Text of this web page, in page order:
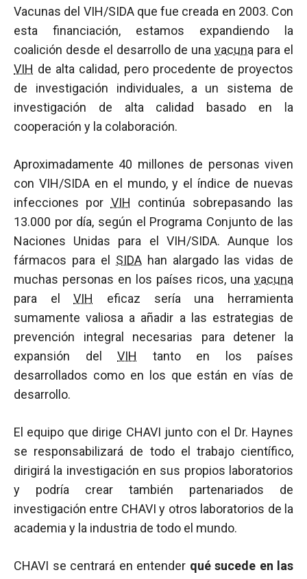
Vacunas del VIH/SIDA que fue creada en 2003. Con
esta financiación, estamos expandiendo la
coalición desde el desarrollo de una vacuna para el
VIH de alta calidad, pero procedente de proyectos
de investigación individuales, a un sistema de
investigación de alta calidad basado en la
cooperación y la colaboración.
Aproximadamente 40 millones de personas viven
con VIH/SIDA en el mundo, y el índice de nuevas
infecciones por VIH continúa sobrepasando las
13.000 por día, según el Programa Conjunto de las
Naciones Unidas para el VIH/SIDA. Aunque los
fármacos para el SIDA han alargado las vidas de
muchas personas en los países ricos, una vacuna
para elVIH
eficaz sería una herramienta
sumamente valiosa a añadir a las estrategias de
prevención integral necesarias para detener la
expansión del VIH tanto en los países
desarrollados como en los que están en vías de
desarrollo.
El equipo que dirige CHAVI junto con el Dr. Haynes
se responsabilizará de todo el trabajo científico,
dirigirá la investigación en sus propios laboratorios
y podría crear también partenariados de
investigación entre CHAVI y otros laboratorios de la
academia y la industria de todo el mundo.
CHAVI se centrará en entender qué sucede en las